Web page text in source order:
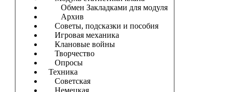
Обмен Закладками для модуля
Архив
Советы, подсказки и пособия
Игровая механика
Клановые войны
Творчество
Опросы
Техника
Советская
Немецкая